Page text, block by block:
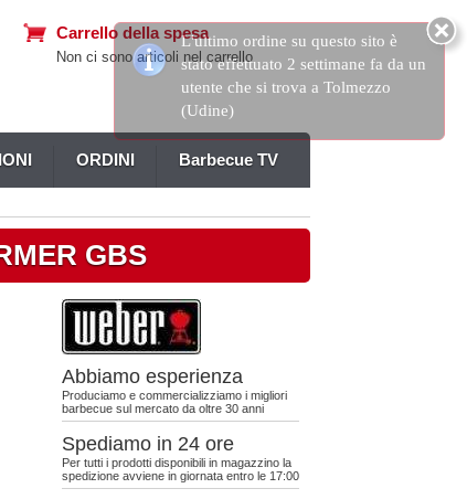
Carrello della spesa
Non ci sono articoli nel carrello
ORDINI Barbecue TV
GBS
Abbiamo esperienza
Produciamo e commercializziamo i migliori
barbecue sul mercato da oltre 30 anni
Spediamo in 24 ore
Per tutti i prodotti disponibili in magazzino la
spedizione avviene in giornata entro le 17:00